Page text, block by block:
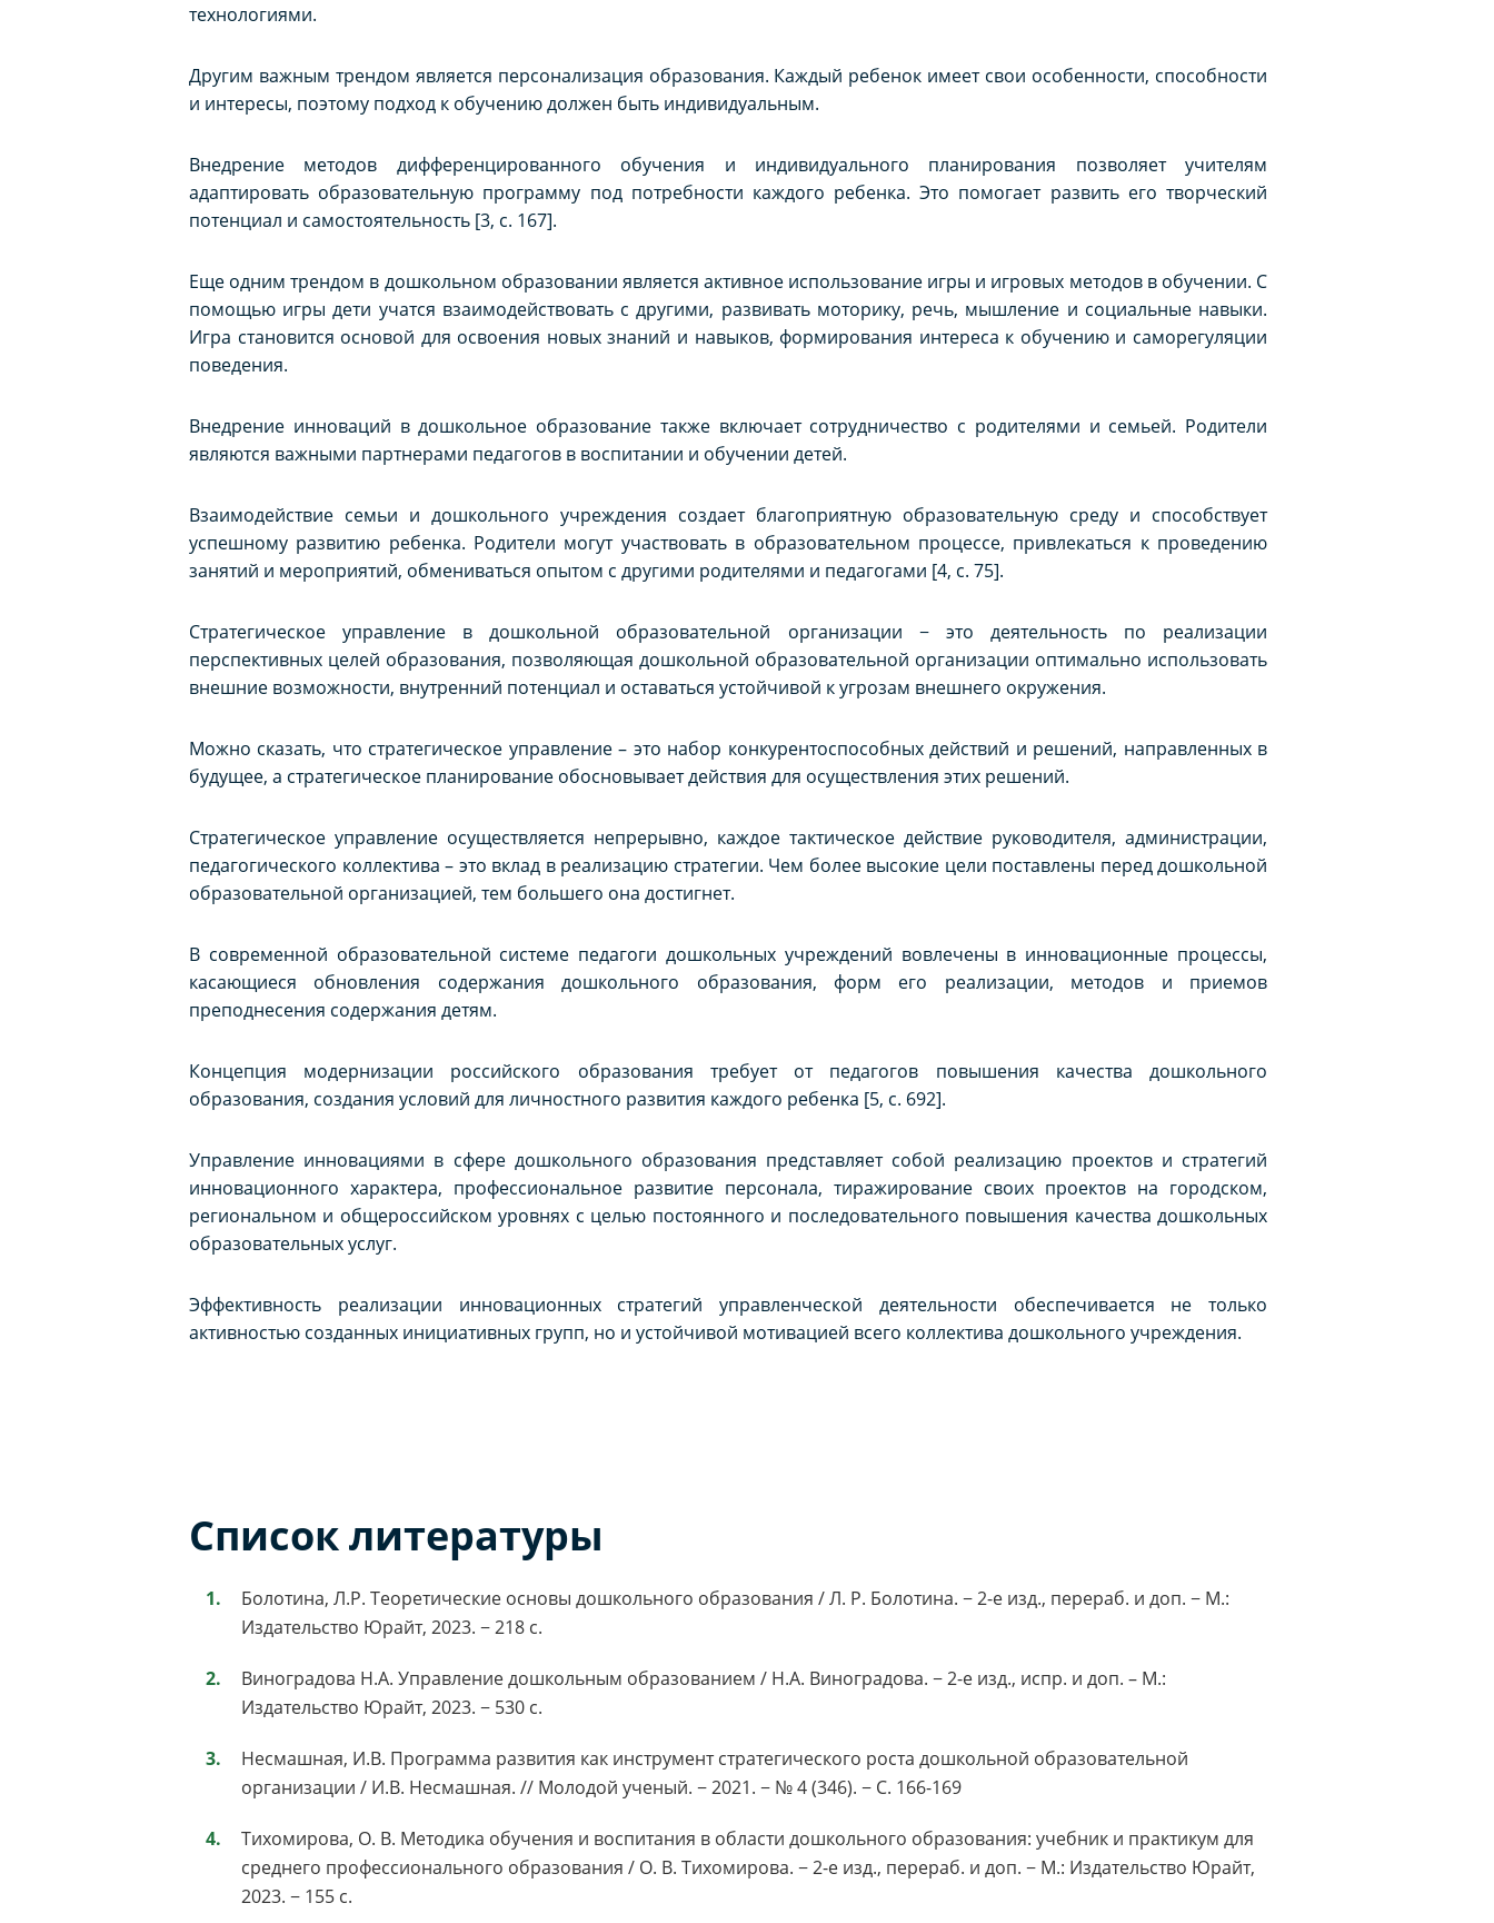
технологиями.
Другим важным трендом является персонализация образования. Каждый ребенок имеет свои особенности, способности
и интересы, поэтому подход к обучению должен быть индивидуальным.
Внедрение методов дифференцированного обучения и индивидуального планирования позволяет учителям
адаптировать образовательную программу под потребности каждого ребенка. Это помогает развить его творческий
потенциал и самостоятельность [3, с. 167].
Еще одним трендом в дошкольном образовании является активное использование игры и игровых методов в обучении. С
помощью игры дети учатся взаимодействовать с другими, развивать моторику, речь, мышление и социальные навыки.
Игра становится основой для освоения новых знаний и навыков, формирования интереса к обучению и саморегуляции
поведения.
Внедрение инноваций в дошкольное образование также включает сотрудничество с родителями и семьей. Родители
являются важными партнерами педагогов в воспитании и обучении детей.
Взаимодействие семьи и дошкольного учреждения создает благоприятную образовательную среду и способствует
успешному развитию ребенка. Родители могут участвовать в образовательном процессе, привлекаться к проведению
занятий и мероприятий, обмениваться опытом с другими родителями и педагогами [4, с. 75].
Стратегическое управление в дошкольной образовательной организации − это деятельность по реализации
перспективных целей образования, позволяющая дошкольной образовательной организации оптимально использовать
внешние возможности, внутренний потенциал и оставаться устойчивой к угрозам внешнего окружения.
Можно сказать, что стратегическое управление – это набор конкурентоспособных действий и решений, направленных в
будущее, а стратегическое планирование обосновывает действия для осуществления этих решений.
Стратегическое управление осуществляется непрерывно, каждое тактическое действие руководителя, администрации,
педагогического коллектива – это вклад в реализацию стратегии. Чем более высокие цели поставлены перед дошкольной
образовательной организацией, тем большего она достигнет.
В современной образовательной системе педагоги дошкольных учреждений вовлечены в инновационные процессы,
касающиеся обновления содержания дошкольного образования, форм его реализации, методов и приемов
преподнесения содержания детям.
Концепция модернизации российского образования требует от педагогов повышения качества дошкольного
образования, создания условий для личностного развития каждого ребенка [5, с. 692].
Управление инновациями в сфере дошкольного образования представляет собой реализацию проектов и стратегий
инновационного характера, профессиональное развитие персонала, тиражирование своих проектов на городском,
региональном и общероссийском уровнях с целью постоянного и последовательного повышения качества дошкольных
образовательных услуг.
Эффективность реализации инновационных стратегий управленческой деятельности обеспечивается не только
активностью созданных инициативных групп, но и устойчивой мотивацией всего коллектива дошкольного учреждения.
Список литературы
Болотина, Л.Р. Теоретические основы дошкольного образования / Л. Р. Болотина. − 2-е изд., перераб. и доп. − М.:
Издательство Юрайт, 2023. − 218 с.
Виноградова Н.А. Управление дошкольным образованием / Н.А. Виноградова. − 2-е изд., испр. и доп. – М.:
Издательство Юрайт, 2023. − 530 с.
Несмашная, И.В. Программа развития как инструмент стратегического роста дошкольной образовательной
организации / И.В. Несмашная. // Молодой ученый. − 2021. − № 4 (346). − С. 166-169
Тихомирова, О. В. Методика обучения и воспитания в области дошкольного образования: учебник и практикум для
среднего профессионального образования / О. В. Тихомирова. − 2-е изд., перераб. и доп. − М.: Издательство Юрайт,
2023. − 155 с.